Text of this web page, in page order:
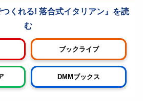
くれる! 落合式イタリアン
ブックライブ
DMMブックス